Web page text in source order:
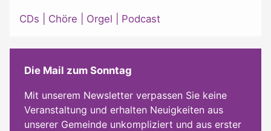
CDs Chöre Orgel Podcast
Die Mail zum Sonntag
Mit unserem Newsletter verpassen Sie keine
Veranstaltung und erhalten Neuigkeiten aus
unserer Gemeinde unkompliziert und aus erster